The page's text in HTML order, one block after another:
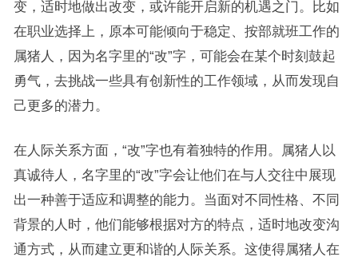
变，适时地做出改变，或许能开启新的机遇之门。比如
在职业选择上，原本可能倾向于稳定、按部就班工作的
属猪人，因为名字里的“改”字，可能会在某个时刻鼓起
勇气，去挑战一些具有创新性的工作领域，从而发现自
己更多的潜力。
在人际关系方面，“改”字也有着独特的作用。属猪人以
真诚待人，名字里的“改”字会让他们在与人交往中展现
出一种善于适应和调整的能力。当面对不同性格、不同
背景的人时，他们能够根据对方的特点，适时地改变沟
通方式，从而建立更和谐的人际关系。这使得属猪人在